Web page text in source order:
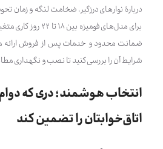
دربارهٔ نوارهای درزگیر، ضخامت لنگه و زمان
برای مدل‌های فومیزه
ضمانت محدود و خدمات پس از فروش ارائه
شرایط آن را بررسی کنید تا نصب و نگهداری
انتخاب هوشمند؛ دری که
اتاق‌خوابتان را تضمین کند